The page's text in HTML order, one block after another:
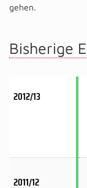
gehen.
Bisherige
2012/13
2011/12